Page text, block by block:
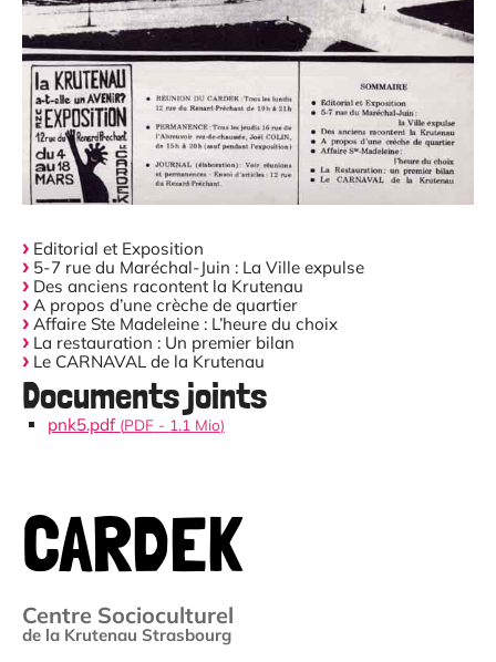
Editorial et Exposition
5-7 rue du Maréchal-Juin : La Ville expulse
Des anciens racontent la Krutenau
A propos d’une crèche de quartier
Affaire Ste Madeleine : L’heure du choix
La restauration : Un premier bilan
Le CARNAVAL de la Krutenau
Documents joints
pnk5.pdf (PDF- 1.1 Mio)
CARDEK
Centre Socioculturel
de la Krutenau Strasbourg